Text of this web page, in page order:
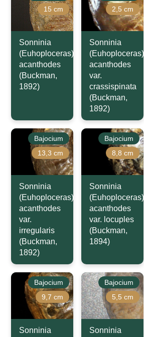
15 cm
Sonninia
(Euhoploceras)
acanthodes
(Buckman,
1892)
2,5 cm
Sonninia
(Euhoploceras)
acanthodes
var.
crassispinata
(Buckman,
1892)
Bajocium
13,3 cm
Sonninia
(Euhoploceras)
acanthodes
var.
irregularis
(Buckman,
1892)
Bajocium
8,8 cm
Sonninia
(Euhoploceras)
acanthodes
var. locuples
(Buckman,
1894)
Bajocium
9,7 cm
Sonninia
Bajocium
5,5 cm
Sonninia